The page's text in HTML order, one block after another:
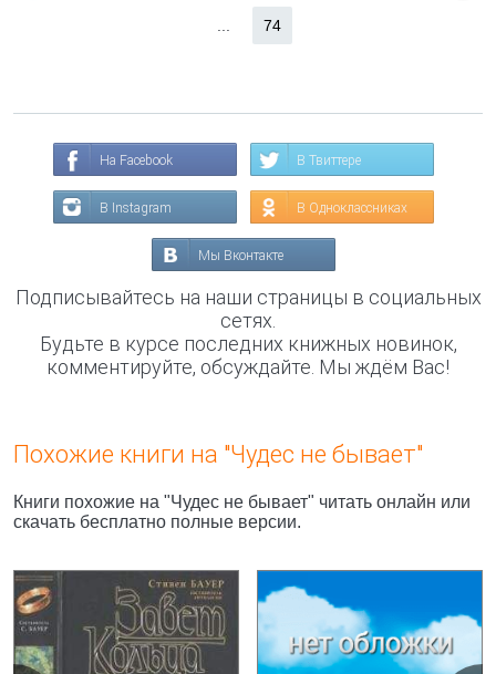
74
На Facebook В Твиттере
В Instagram В Одноклассниках
Мы Вконтакте
Подписывайтесь на наши страницы в социальных
сетях.
Будьте в курсе последних книжных новинок,
комментируйте, обсуждайте. Мы ждём Вас!
Похожие книги на "Чудес не бывает"
Книги похожие на "Чудес не бывает" читать онлайн или
скачать бесплатно полные версии.